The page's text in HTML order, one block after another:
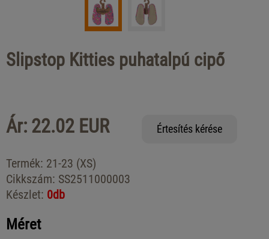
Slipstop Kitties puhatalpú cipő
Ár: 22.02 EUR Értesítés kérése
Termék: 21-23 (XS)
Cikkszám: SS2511000003
Készlet: 0db
Méret